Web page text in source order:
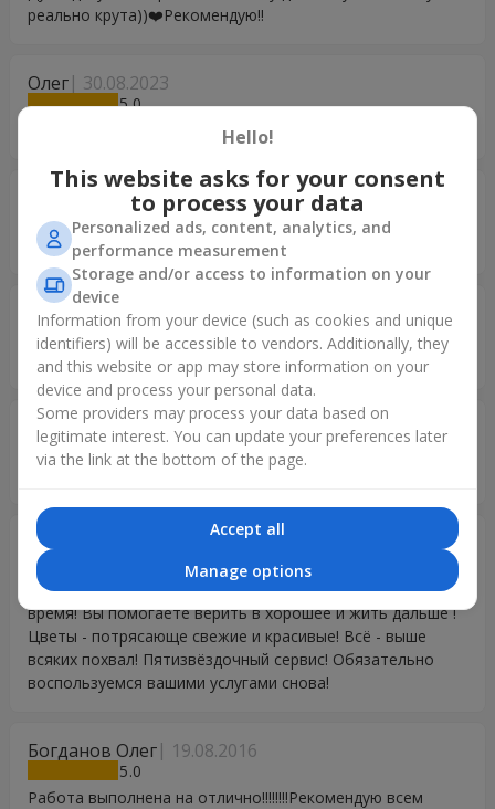
реально крута))❤️Рекомендую!!
Олег 30.08.2023
5
21.04.2023
❤️
Александр 12.09.2022
4
Спасибо ребята, все качественно и в срок
Сергій 21.06.2022
5
Larisa Goodman 19.06.2022
Спасибо огромное за вашу работу в такое непростое
время! Вы помогаете верить в хорошее и жить дальше !
Цветы - потрясающе свежие и красивые! Всё - выше
всяких похвал! Пятизвёздочный сервис! Обязательно
воспользуемся вашими услугами снова!
Богданов Олег 19.08.2016
5
Работа выполнена на отлично!!!!!!!!Рекомендую всем
Hello!
This website asks for your consent
to process your data
Personalized ads, content, analytics, and
performance measurement
Storage and/or access to information on your
device
Information from your device (such as cookies and unique
identifiers) will be accessible to vendors. Additionally, they
and this website or app may store information on your
device and process your personal data.
Some providers may process your data based on
legitimate interest. You can update your preferences later
via the link at the bottom of the page.
Accept all
Manage options